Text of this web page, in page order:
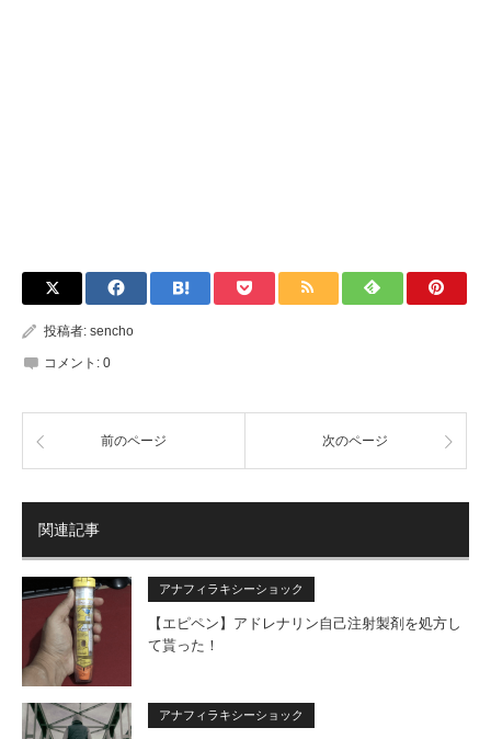
投稿者: sencho
コメント: 0
前のページ 次のページ
関連記事
アナフィラキシーショック
【エピペン】アドレナリン自己注射製剤を処方し
て貰った！
アナフィラキシーショック